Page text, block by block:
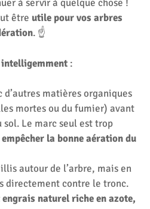
à servir à quelque chose !
être utile pour vos arbres
. ☝️
:
d’autres matières organiques
mortes ou du fumier) avant
sol. Le marc seul est trop
empêcher la bonne aération du
autour de l’arbre, mais en
directement contre le tronc.
naturel riche en azote,